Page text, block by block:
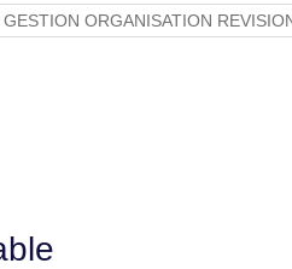
ORGANISATION